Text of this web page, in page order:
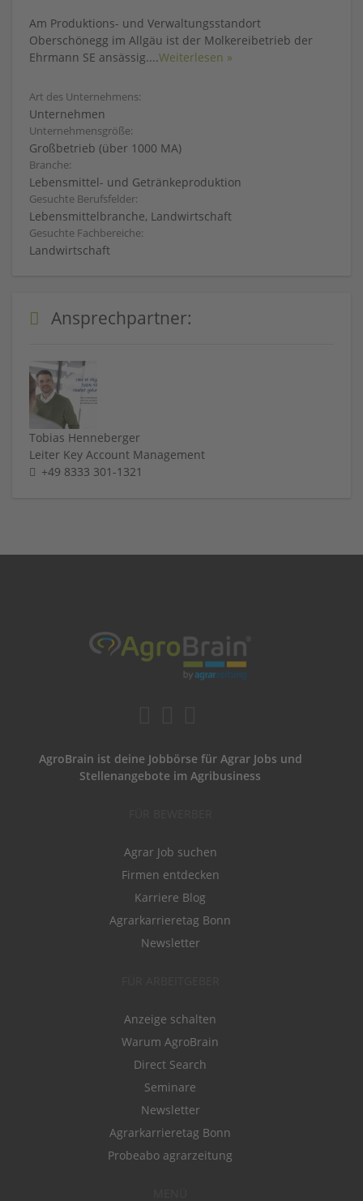
Am Produktions- und Verwaltungsstandort
Oberschönegg im Allgäu ist der Molkereibetrieb der
Ehrmann SE ansässig....Weiterlesen »
Art des Unternehmens:
Unternehmen
Unternehmensgröße:
Großbetrieb (über 1000 MA)
Branche:
Lebensmittel- und Getränkeproduktion
Gesuchte Berufsfelder:
Lebensmittelbranche, Landwirtschaft
Gesuchte Fachbereiche:
Landwirtschaft
Ansprechpartner:
Tobias Henneberger
Leiter Key Account Management
+49 8333 301-1321
AgroBrain ist deine Jobbörse für Agrar Jobs und
Stellenangebote im Agribusiness
Agrar Job suchen
Firmen entdecken
Karriere Blog
Agrarkarrieretag Bonn
Newsletter
Anzeige schalten
Warum AgroBrain
Direct Search
Seminare
Newsletter
Agrarkarrieretag Bonn
Probeabo agrarzeitung